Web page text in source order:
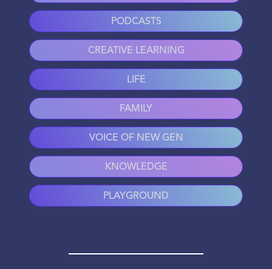
PODCASTS
CREATIVE LEARNING
LIFE
FAMILY
VOICE OF NEW GEN
KNOWLEDGE
PLAYGROUND